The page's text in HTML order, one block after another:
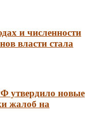
и численности
власти стала
утвердило новые
жалоб на